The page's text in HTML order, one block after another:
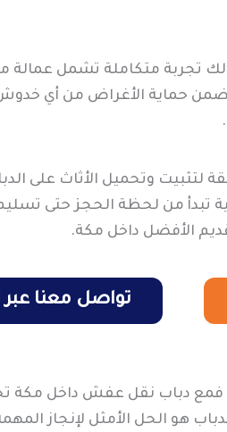
تجربة متكاملة تشمل عمالة
يضمن حماية الأغراض من أي
لتثبيت وتحميل الأثاث على
تبدأ من لحظة الحجز حتى
الأفضل داخل مكة.
تواصل معنا عبر
فمع دباب نقل عفش داخل
هو الحل الأمثل لإنجاز